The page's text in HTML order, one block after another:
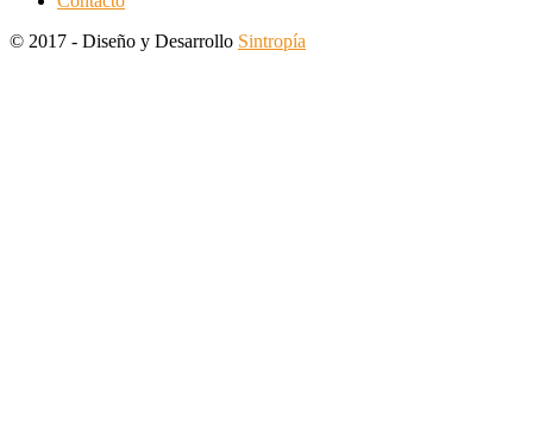
© 2017 - Diseño y Desarrollo Sintropía